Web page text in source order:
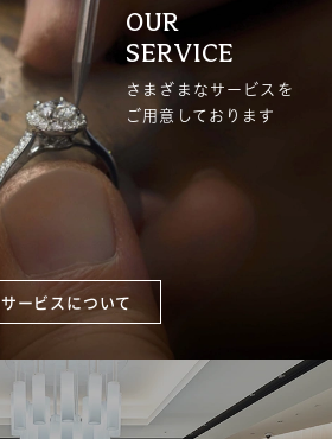
OUR
SERVICE
さまざまなサービスを
ご用意しております
サービスについて